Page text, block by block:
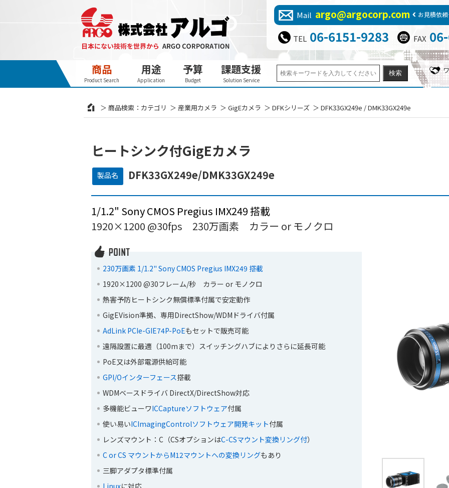
Mail argo@argocorp.com お見積依
TEL 06-6151-9283 FAX
商品
Product Search
用途
Application
予算
Budget
課題支援
Solution Service
商品検索：カテゴリ 産業用カメラ GigEカメラ DFKシリーズ DFK33GX249e / DMK33GX249e
ヒートシンク付GigEカメラ
製品名 DFK33GX249e/DMK33GX249e
1/1.2" Sony CMOS Pregius IMX249 搭載
1920×1200 @30fps 230万画素 カラー or モノクロ
230万画素 1/1.2" Sony CMOS Pregius IMX249 搭載
1920×1200 @30フレーム/秒 カラー or モノクロ
熱害予防ヒートシンク無償標準付属で安定動作
GigEVision準拠、専用DirectShow/WDMドライバ付属
AdLink PCIe-GIE74P-PoEもセットで販売可能
遠隔設置に最適（100mまで）スイッチングハブによりさらに延長可能
PoE又は外部電源供給可能
GPI/Oインターフェース搭載
WDMベースドライバ DirectX/DirectShow対応
多機能ビューワICCaptureソフトウェア付属
使い易いICImagingControlソフトウェア開発キット付属
レンズマウント：C（CSオプションはC-CSマウント変換リング付）
C or CS マウントからM12マウントへの変換リングもあり
三脚アダプタ標準付属
Linuxに対応